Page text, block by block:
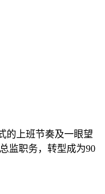
的上班节奏及一眼望
监职务，转型成为90